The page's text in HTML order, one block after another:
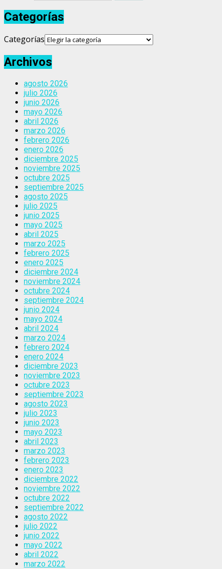
Categorías
Categorías
Archivos
agosto 2026
julio 2026
junio 2026
mayo 2026
abril 2026
marzo 2026
febrero 2026
enero 2026
diciembre 2025
noviembre 2025
octubre 2025
septiembre 2025
agosto 2025
julio 2025
junio 2025
mayo 2025
abril 2025
marzo 2025
febrero 2025
enero 2025
diciembre 2024
noviembre 2024
octubre 2024
septiembre 2024
junio 2024
mayo 2024
abril 2024
marzo 2024
febrero 2024
enero 2024
diciembre 2023
noviembre 2023
octubre 2023
septiembre 2023
agosto 2023
julio 2023
junio 2023
mayo 2023
abril 2023
marzo 2023
febrero 2023
enero 2023
diciembre 2022
noviembre 2022
octubre 2022
septiembre 2022
agosto 2022
julio 2022
junio 2022
mayo 2022
abril 2022
marzo 2022